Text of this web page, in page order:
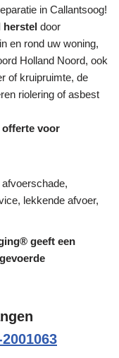
in Callantsoog!
herstel door
en rond uw woning,
Holland Noord, ook
of kruipruimte, de
riolering of asbest
offerte voor
lekkende afvoer,
geeft een